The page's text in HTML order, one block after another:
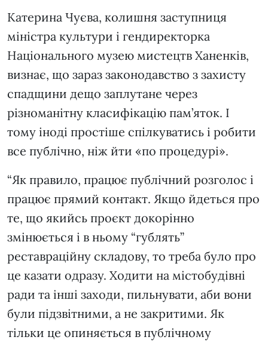
Катерина Чуєва, колишня заступниця
міністра культури і гендиректорка
Національного музею мистецтв Ханенків,
визнає, що зараз законодавство з захисту
спадщини дещо заплутане через
різноманітну класифікацію пам’яток. І
тому іноді простіше спілкуватись і робити
все публічно, ніж йти «по процедурі».
“Як правило, працює публічний розголос і
працює прямий контакт. Якщо йдеться про
те, що якийсь проєкт докорінно
змінюється і в ньому “гублять”
реставраційну складову, то треба було про
це казати одразу. Ходити на містобудівні
ради та інші заходи, пильнувати, аби вони
були підзвітними, а не закритими. Як
тільки це опиняється в публічному